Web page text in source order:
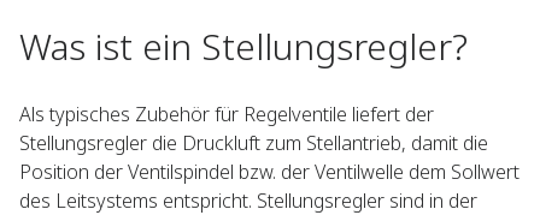
Was ist ein Stellungsregler?
Als typisches Zubehör für Regelventile liefert der
Stellungsregler die Druckluft zum Stellantrieb, damit die
Position der Ventilspindel bzw. der Ventilwelle dem Sollwert
des Leitsystems entspricht. Stellungsregler sind in der